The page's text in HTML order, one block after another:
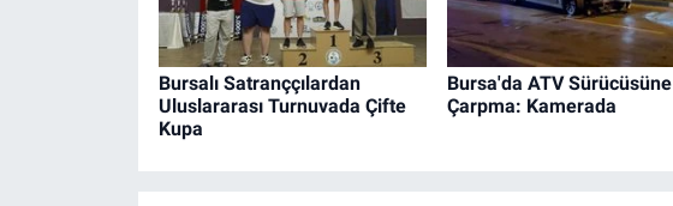
Bursalı Satranççılardan
Uluslararası Turnuvada Çifte
Kupa
Bursa'da ATV
Çarpma: Kamerada